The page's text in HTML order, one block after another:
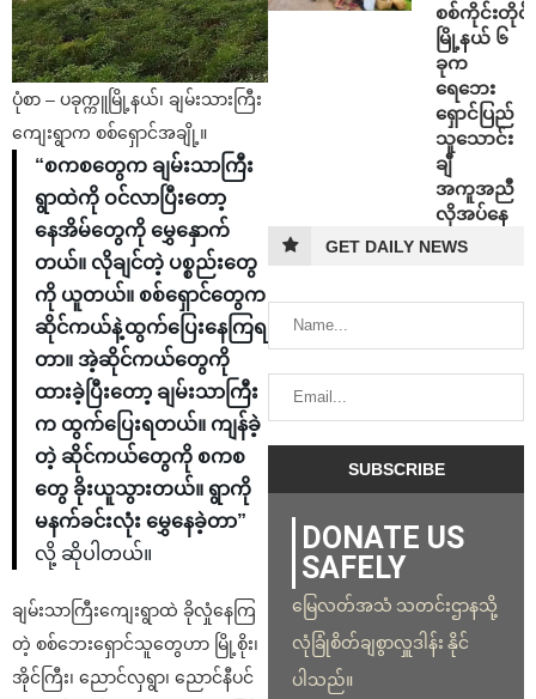
ပုံစာ – ပခုက္ကူမြို့နယ်၊ ချမ်းသားကြီး
ကျေးရွာက စစ်ရှောင်အချို့။
“စကစတွေက ချမ်းသာကြီး
ရွာထဲကို ဝင်လာပြီးတော့
နေအိမ်တွေကို မွှေနှောက်
တယ်။ လိုချင်တဲ့ ပစ္စည်းတွေ
ကို ယူတယ်။ စစ်ရှောင်တွေက
ဆိုင်ကယ်နဲ့ထွက်ပြေးနေကြရ
တာ။ အဲ့ဆိုင်ကယ်တွေကို
ထားခဲ့ပြီးတော့ ချမ်းသာကြီး
က ထွက်ပြေးရတယ်။ ကျန်ခဲ့
တဲ့ ဆိုင်ကယ်တွေကို စကစ
တွေ ခိုးယူသွားတယ်။ ရွာကို
မနက်ခင်းလုံး မွှေနေခဲ့တာ”
လို့ ဆိုပါတယ်။
ချမ်းသာကြီးကျေးရွာထဲ ခိုလှုံနေကြ
တဲ့ စစ်ဘေးရှောင်သူတွေဟာ မြို့စိုး၊
အိုင်ကြီး၊ ညောင်လှရွာ၊ ညောင်နီပင်
စစ်ကိုင်းတိုင်း
မြို့နယ် ၆
ခုက
ရေဘေး
ရှောင်ပြည်
သူသောင်း
ချီ
အကူအညီ
လိုအပ်နေ
GET DAILY NEWS
DONATE US
SAFELY
မြေလတ်အသံ သတင်းဌာနသို့
လုံခြုံစိတ်ချစွာလှူဒါန်း နိုင်
ပါသည်။